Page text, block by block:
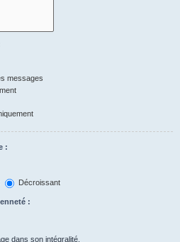
messages
:
Décroissant
:
dans son intégralité.